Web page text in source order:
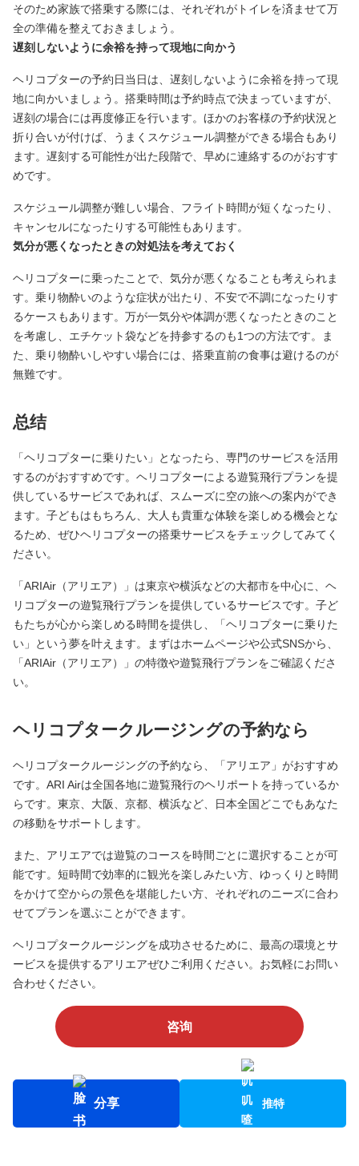
そのため家族で搭乗する際には、それぞれがトイレを済ませて万
全の準備を整えておきましょう。
遅刻しないように余裕を持って現地に向かう
ヘリコプターの予約日当日は、遅刻しないように余裕を持って現
地に向かいましょう。搭乗時間は予約時点で決まっていますが、
遅刻の場合には再度修正を行います。ほかのお客様の予約状況と
折り合いが付けば、うまくスケジュール調整ができる場合もあり
ます。遅刻する可能性が出た段階で、早めに連絡するのがおすす
めです。
スケジュール調整が難しい場合、フライト時間が短くなったり、
キャンセルになったりする可能性もあります。
気分が悪くなったときの対処法を考えておく
ヘリコプターに乗ったことで、気分が悪くなることも考えられま
す。乗り物酔いのような症状が出たり、不安で不調になったりす
るケースもあります。万が一気分や体調が悪くなったときのこと
を考慮し、エチケット袋などを持参するのも1つの方法です。ま
た、乗り物酔いしやすい場合には、搭乗直前の食事は避けるのが
無難です。
总结
「ヘリコプターに乗りたい」となったら、専門のサービスを活用
するのがおすすめです。ヘリコプターによる遊覧飛行プランを提
供しているサービスであれば、スムーズに空の旅への案内ができ
ます。子どもはもちろん、大人も貴重な体験を楽しめる機会とな
るため、ぜひヘリコプターの搭乗サービスをチェックしてみてく
ださい。
「ARIAir（アリエア）」は東京や横浜などの大都市を中心に、ヘ
リコプターの遊覧飛行プランを提供しているサービスです。子ど
もたちが心から楽しめる時間を提供し、「ヘリコプターに乗りた
い」という夢を叶えます。まずはホームページや公式SNSから、
「ARIAir（アリエア）」の特徴や遊覧飛行プランをご確認くださ
い。
ヘリコプタークルージングの予約なら
ヘリコプタークルージングの予約なら、「アリエア」がおすすめ
です。ARI Airは全国各地に遊覧飛行のヘリポートを持っているか
らです。東京、大阪、京都、横浜など、日本全国どこでもあなた
の移動をサポートします。
また、アリエアでは遊覧のコースを時間ごとに選択することが可
能です。短時間で効率的に観光を楽しみたい方、ゆっくりと時間
をかけて空からの景色を堪能したい方、それぞれのニーズに合わ
せてプランを選ぶことができます。
ヘリコプタークルージングを成功させるために、最高の環境とサ
ービスを提供するアリエアぜひご利用ください。お気軽にお問い
合わせください。
咨询
分享 推特